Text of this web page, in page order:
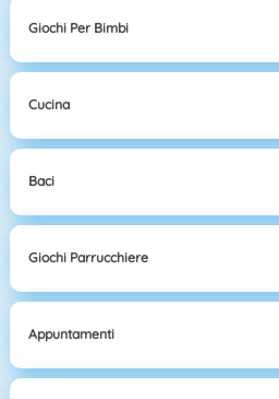
Giochi Per Bimbi
Cucina
Baci
Giochi Parrucchiere
Appuntamenti